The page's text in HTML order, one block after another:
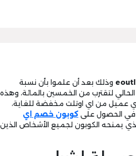
وذلك بعد أن علموا بأن نسبة
لتقترب من الخمسين بالمائة، وهذه
عميل من اي اوتلت مخفضة للغاية،
في الحصول على كوبون خصم اي
يمنحه الكوبون لجميع الأشخاص الذين